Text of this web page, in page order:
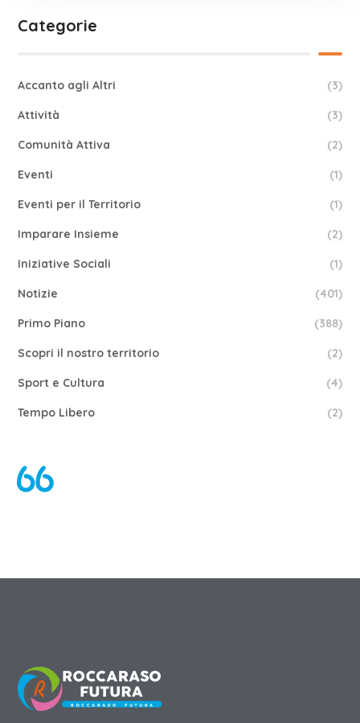
Categorie
Accanto agli Altri (3)
Attività (3)
Comunità Attiva (2)
Eventi (1)
Eventi per il Territorio (1)
Imparare Insieme (2)
Iniziative Sociali (1)
Notizie (401)
Primo Piano (388)
Scopri il nostro territorio (2)
Sport e Cultura (4)
Tempo Libero (2)